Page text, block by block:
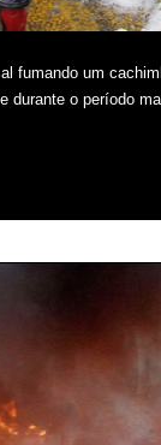
fumando um
durante o período